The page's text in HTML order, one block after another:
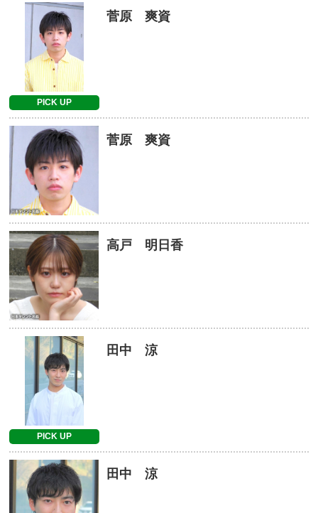
PICK UP
菅原 爽資
菅原 爽資
高戸 明日香
PICK UP
田中 涼
田中 涼